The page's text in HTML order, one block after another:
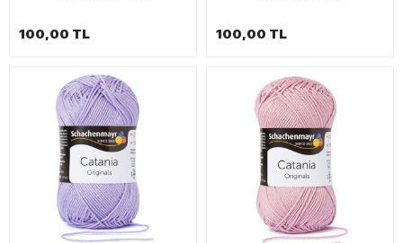
100,00 TL 100,00 TL